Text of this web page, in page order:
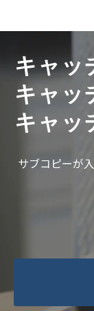
キャッ
キャッ
キャッ
サブコピーが